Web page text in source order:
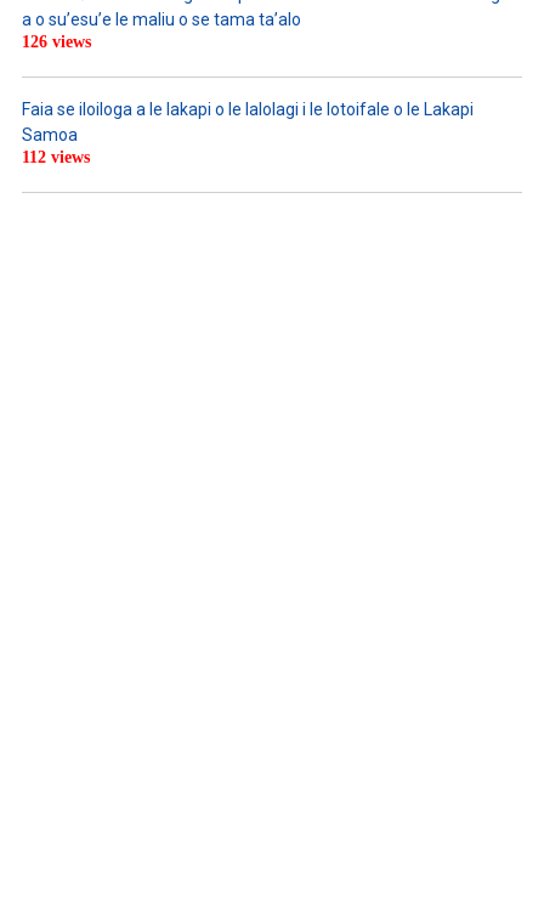
a o su’esu’e le maliu o se tama ta’alo
126 views
Faia se iloiloga a le lakapi o le lalolagi i le lotoifale o le Lakapi
Samoa
112 views